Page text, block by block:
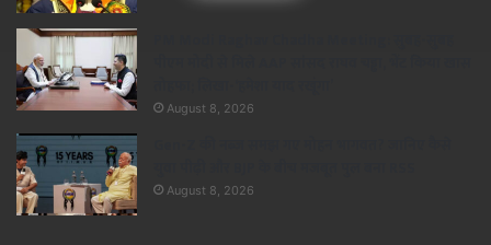
August 8, 2026
August 8, 2026